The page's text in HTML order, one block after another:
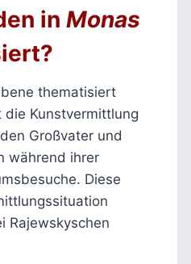
in Monas
thematisiert
die Kunstvermittlung
Großvater und
während ihrer
Diese
Rajewskyschen